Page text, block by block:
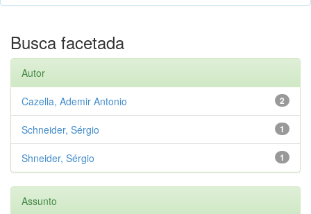
Busca facetada
Autor
2
Cazella, Ademir Antonio
1
Schneider, Sérgio
1
Shneider, Sérgio
Assunto